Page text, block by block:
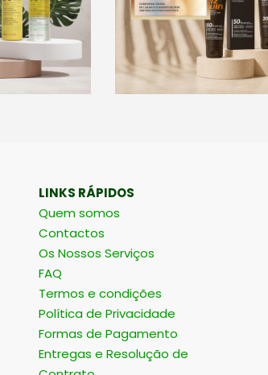
LINKS RÁPIDOS
Quem somos
Contactos
Os Nossos Serviços
FAQ
Termos e condições
Política de Privacidade
Formas de Pagamento
Entregas e Resolução de